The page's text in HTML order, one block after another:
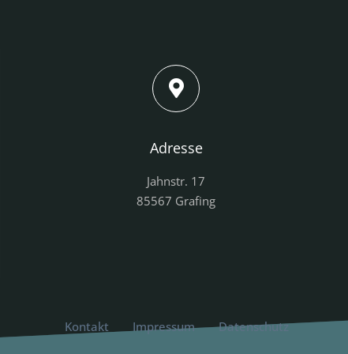
Adresse
Jahnstr. 17
85567 Grafing
Kontakt Impressum Datenschutz